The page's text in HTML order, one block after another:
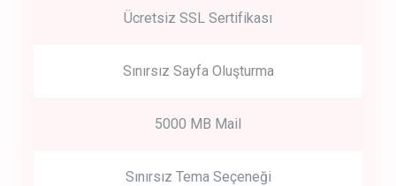
Start by trying our service for 30 days free trial no credit card
Ücretsiz SSL Sertifikası
Sınırsız Sayfa Oluşturma
5000 MB Mail
Sınırsız Tema Seçeneği